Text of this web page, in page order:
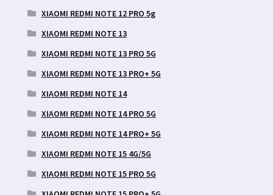
XIAOMI REDMI NOTE 12 PRO 5g
XIAOMI REDMI NOTE 13
XIAOMI REDMI NOTE 13 PRO 5G
XIAOMI REDMI NOTE 13 PRO+ 5G
XIAOMI REDMI NOTE 14
XIAOMI REDMI NOTE 14 PRO 5G
XIAOMI REDMI NOTE 14 PRO+ 5G
XIAOMI REDMI NOTE 15 4G/5G
XIAOMI REDMI NOTE 15 PRO 5G